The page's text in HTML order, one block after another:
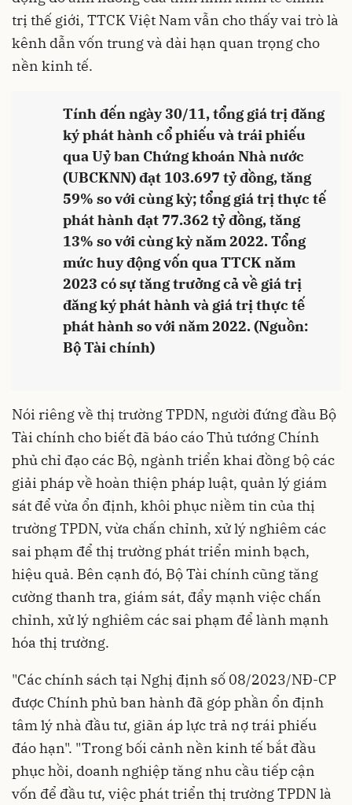
trị thế giới, TTCK Việt Nam vẫn cho thấy vai trò là
kênh dẫn vốn trung và dài hạn quan trọng cho
nền kinh tế.
Tính đến ngày 30/11, tổng giá trị đăng
ký phát hành cổ phiếu và trái phiếu
qua Uỷ ban Chứng khoán Nhà nước
(UBCKNN) đạt 103.697 tỷ đồng, tăng
59% so với cùng kỳ; tổng giá trị thực tế
phát hành đạt 77.362 tỷ đồng, tăng
13% so với cùng kỳ năm 2022. Tổng
mức huy động vốn qua TTCK năm
2023 có sự tăng trưởng cả về giá trị
đăng ký phát hành và giá trị thực tế
phát hành so với năm 2022. (Nguồn:
Bộ Tài chính)
Nói riêng về thị trường TPDN, người đứng đầu Bộ
Tài chính cho biết đã báo cáo Thủ tướng Chính
phủ chỉ đạo các Bộ, ngành triển khai đồng bộ các
giải pháp về hoàn thiện pháp luật, quản lý giám
sát để vừa ổn định, khôi phục niềm tin của thị
trường TPDN, vừa chấn chỉnh, xử lý nghiêm các
sai phạm để thị trường phát triển minh bạch,
hiệu quả. Bên cạnh đó, Bộ Tài chính cũng tăng
cường thanh tra, giám sát, đẩy mạnh việc chấn
chỉnh, xử lý nghiêm các sai phạm để lành mạnh
hóa thị trường.
"Các chính sách tại Nghị định số 08/2023/NĐ-CP
được Chính phủ ban hành đã góp phần ổn định
tâm lý nhà đầu tư, giãn áp lực trả nợ trái phiếu
đáo hạn". "Trong bối cảnh nền kinh tế bắt đầu
phục hồi, doanh nghiệp tăng nhu cầu tiếp cận
vốn để đầu tư, việc phát triển thị trường TPDN là